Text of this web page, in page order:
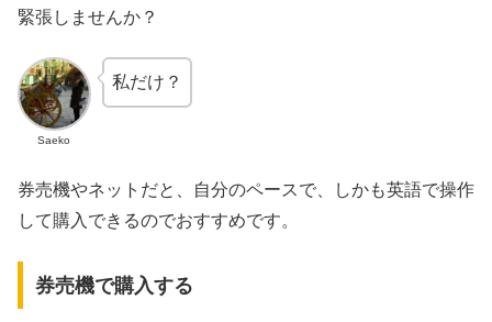
緊張しませんか？
Saeko
私だけ？
券売機やネットだと、自分のペースで、しかも英語で操作
して購入できるのでおすすめです。
券売機で購入する